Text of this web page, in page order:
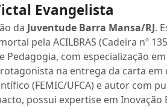
Evangelista
da Juventude Barra Mansa/RJ.
pela ACILBRAS (Cadeira nº
Pedagogia, com especialização
na entrega da carta em
(FEMIC/UFCA) e autor com
possui expertise em Inovação